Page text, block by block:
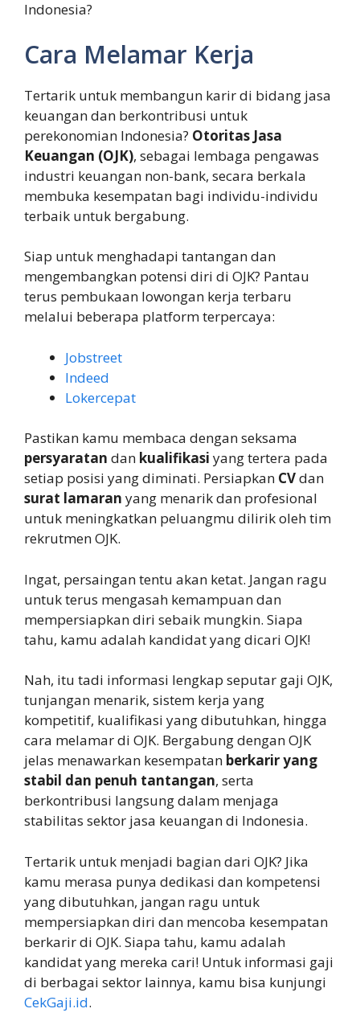
Indonesia?
Cara Melamar Kerja
Tertarik untuk membangun karir di bidang jasa
keuangan dan berkontribusi untuk
perekonomian Indonesia? Otoritas Jasa
Keuangan (OJK), sebagai lembaga pengawas
industri keuangan non-bank, secara berkala
membuka kesempatan bagi individu-individu
terbaik untuk bergabung.
Siap untuk menghadapi tantangan dan
mengembangkan potensi diri di OJK? Pantau
terus pembukaan lowongan kerja terbaru
melalui beberapa platform terpercaya:
Jobstreet
Indeed
Lokercepat
Pastikan kamu membaca dengan seksama
persyaratan dan kualifikasi yang tertera pada
setiap posisi yang diminati. Persiapkan CVdan
surat lamaran yang menarik dan profesional
untuk meningkatkan peluangmu dilirik oleh tim
rekrutmen OJK.
Ingat, persaingan tentu akan ketat. Jangan ragu
untuk terus mengasah kemampuan dan
mempersiapkan diri sebaik mungkin. Siapa
tahu, kamu adalah kandidat yang dicari OJK!
Nah, itu tadi informasi lengkap seputar gaji OJK,
tunjangan menarik, sistem kerja yang
kompetitif, kualifikasi yang dibutuhkan, hingga
cara melamar di OJK. Bergabung dengan OJK
jelas menawarkan kesempatan berkarir yang
stabil dan penuh tantangan, serta
berkontribusi langsung dalam menjaga
stabilitas sektor jasa keuangan di Indonesia.
Tertarik untuk menjadi bagian dari OJK? Jika
kamu merasa punya dedikasi dan kompetensi
yang dibutuhkan, jangan ragu untuk
mempersiapkan diri dan mencoba kesempatan
berkarir di OJK. Siapa tahu, kamu adalah
kandidat yang mereka cari! Untuk informasi gaji
di berbagai sektor lainnya, kamu bisa kunjungi
CekGaji.id.